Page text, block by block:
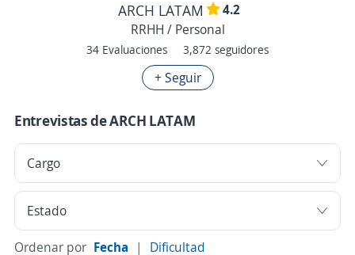
ARCH LATAM
4.2
RRHH / Personal
34 Evaluaciones 3,872 seguidores
+ Seguir
Entrevistas de ARCH LATAM
Ordenar por Fecha |
Dificultad